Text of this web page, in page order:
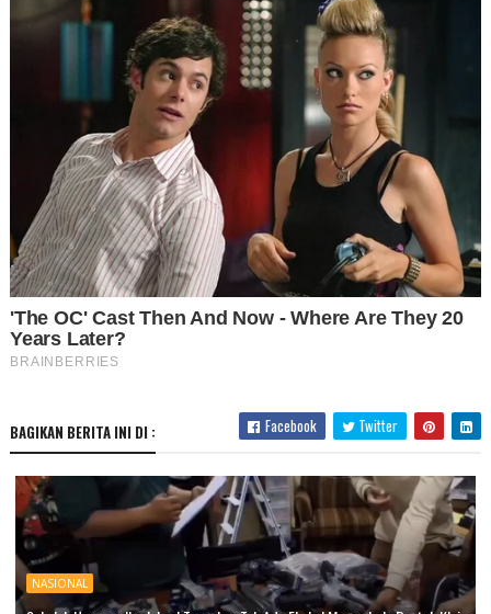
BAGIKAN BERITA INI DI : Facebook Twitter
NASIONAL